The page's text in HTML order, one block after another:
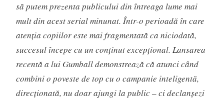
să putem prezenta publicului din întreaga lume mai
mult din acest serial minunat. Într-o perioadă în care
atenția copiilor este mai fragmentată ca niciodată,
succesul începe cu un conținut excepțional. Lansarea
recentă a lui Gumball demonstrează că atunci când
combini o poveste de top cu o campanie inteligentă,
direcționată, nu doar ajungi la public – ci declanșezi